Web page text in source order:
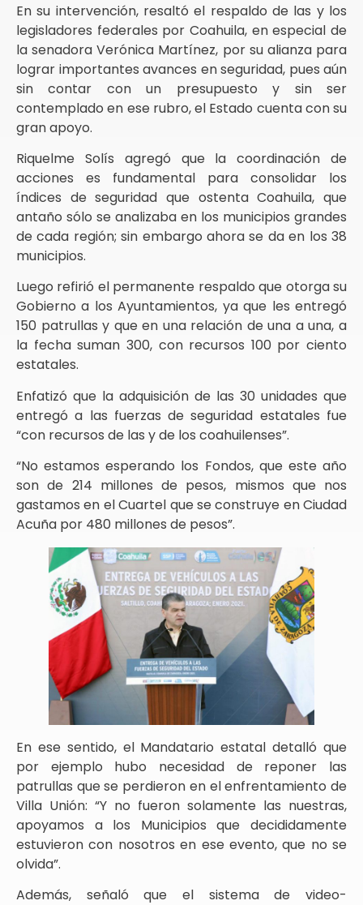
En su intervención, resaltó el respaldo de las y los
legisladores federales por Coahuila, en especial de
la senadora Verónica Martínez, por su alianza para
lograr importantes avances en seguridad, pues aún
sin contar con un presupuesto y sin ser
contemplado en ese rubro, el Estado cuenta con su
gran apoyo.
Riquelme Solís agregó que la coordinación de
acciones es fundamental para consolidar los
índices de seguridad que ostenta Coahuila, que
antaño sólo se analizaba en los municipios grandes
de cada región; sin embargo ahora se da en los 38
municipios.
Luego refirió el permanente respaldo que otorga su
Gobierno a los Ayuntamientos, ya que les entregó
150 patrullas y que en una relación de una a una, a
la fecha suman 300, con recursos 100 por ciento
estatales.
Enfatizó que la adquisición de las 30 unidades que
entregó a las fuerzas de seguridad estatales fue
“con recursos de las y de los coahuilenses”.
“No estamos esperando los Fondos, que este año
son de 214 millones de pesos, mismos que nos
gastamos en el Cuartel que se construye en Ciudad
Acuña por 480 millones de pesos”.
En ese sentido, el Mandatario estatal detalló que
por ejemplo hubo necesidad de reponer las
patrullas que se perdieron en el enfrentamiento de
Villa Unión: “Y no fueron solamente las nuestras,
apoyamos a los Municipios que decididamente
estuvieron con nosotros en ese evento, que no se
olvida”.
Además, señaló que el sistema de video-